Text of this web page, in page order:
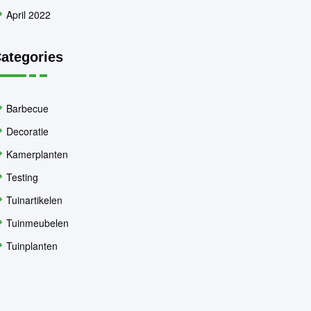
April 2022
Barbecue
Decoratie
Kamerplanten
Testing
Tuinartikelen
Tuinmeubelen
Tuinplanten